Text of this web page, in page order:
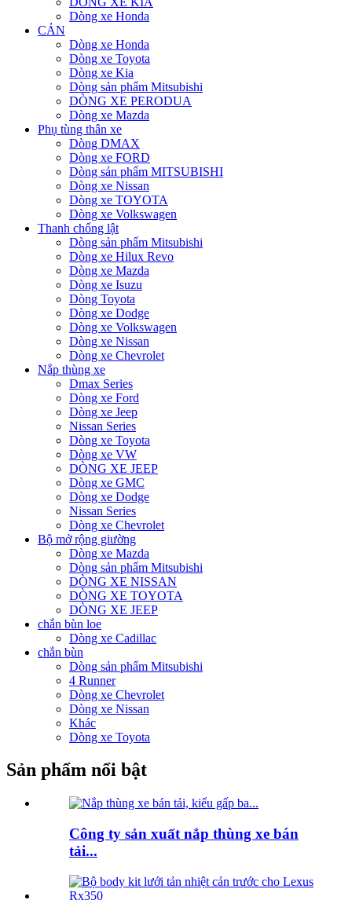
Dòng xe Honda
CẢN
Dòng xe Honda
Dòng xe Toyota
Dòng xe Kia
Dòng sản phẩm Mitsubishi
DÒNG XE PERODUA
Dòng xe Mazda
Phụ tùng thân xe
Dòng DMAX
Dòng xe FORD
Dòng sản phẩm MITSUBISHI
Dòng xe Nissan
Dòng xe TOYOTA
Dòng xe Volkswagen
Thanh chống lật
Dòng sản phẩm Mitsubishi
Dòng xe Hilux Revo
Dòng xe Mazda
Dòng xe Isuzu
Dòng Toyota
Dòng xe Dodge
Dòng xe Volkswagen
Dòng xe Nissan
Dòng xe Chevrolet
Nắp thùng xe
Dmax Series
Dòng xe Ford
Dòng xe Jeep
Nissan Series
Dòng xe Toyota
Dòng xe VW
DÒNG XE JEEP
Dòng xe GMC
Dòng xe Dodge
Nissan Series
Dòng xe Chevrolet
Bộ mở rộng giường
Dòng xe Mazda
Dòng sản phẩm Mitsubishi
DÒNG XE NISSAN
DÒNG XE TOYOTA
DÒNG XE JEEP
chắn bùn loe
Dòng xe Cadillac
chắn bùn
Dòng sản phẩm Mitsubishi
4 Runner
Dòng xe Chevrolet
Dòng xe Nissan
Khác
Dòng xe Toyota
Sản phẩm nổi bật
Công ty sản xuất nắp thùng xe bán
tải...